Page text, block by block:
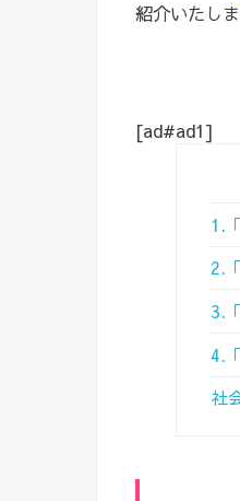
紹介いたし
[ad#ad1]
1.
2.
3.
4.
社